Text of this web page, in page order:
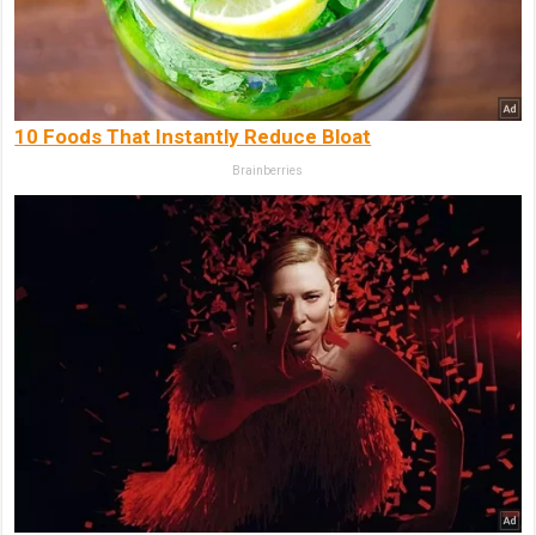
10 Foods That Instantly Reduce Bloat
Brainberries